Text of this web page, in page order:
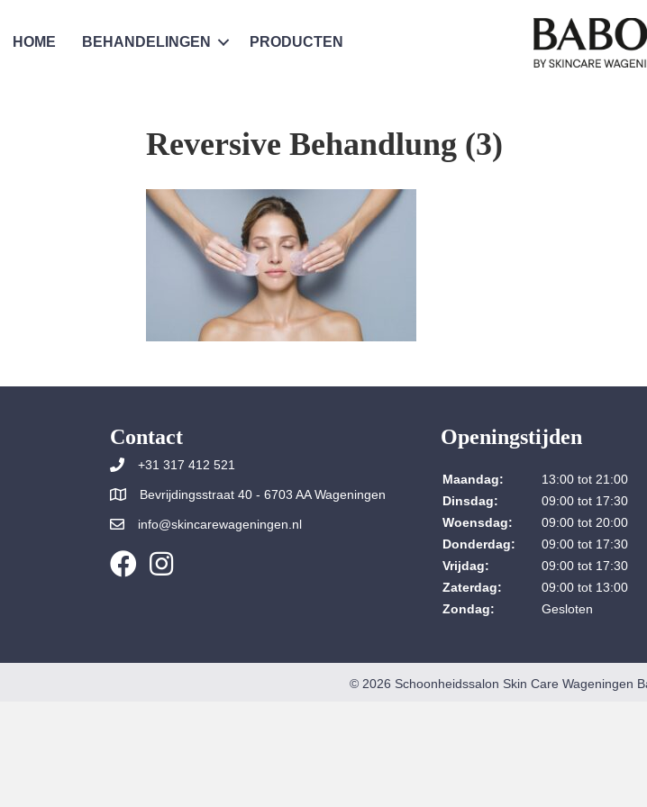
HOME BEHANDELINGEN PRODUCTEN
Reversive Behandlung (3)
Contact
+31 317 412 521
Bevrijdingsstraat 40 - 6703 AA Wageningen
info@skincarewageningen.nl
Openingstijden
Maandag:
13:00 tot 21:00
Dinsdag:
09:00 tot 17:30
Woensdag:
09:00 tot 20:00
Donderdag:
09:00 tot 17:30
Vrijdag:
09:00 tot 17:30
Zaterdag:
09:00 tot 13:00
Zondag:
Gesloten
© 2026 Schoonheidssalon Skin Care Wageningen